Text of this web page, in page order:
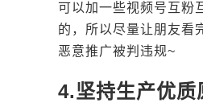
可以加一些视频号互粉
的，所以尽量让朋友看
恶意推广被判违规~
4.坚持生产优质